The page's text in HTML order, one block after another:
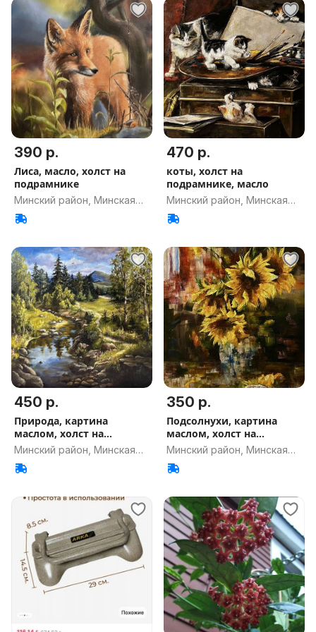
390 р.
Лиса, масло, холст на
подрамнике
Минский район, Минская
обл.
470 р.
коты, холст на
подрамнике, масло
Минский район, Минская
обл.
450 р.
Природа, картина
маслом, холст на
подрамнике
Минский район, Минская
обл.
350 р.
Подсолнухи, картина
маслом, холст на
подрамнике
Минский район, Минская
обл.